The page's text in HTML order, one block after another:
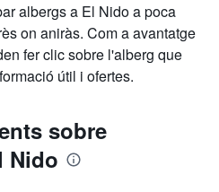
albergs a El Nido a poca
on aniràs. Com a avantatge
fer clic sobre l'alberg que
útil i ofertes.
sobre
Nido